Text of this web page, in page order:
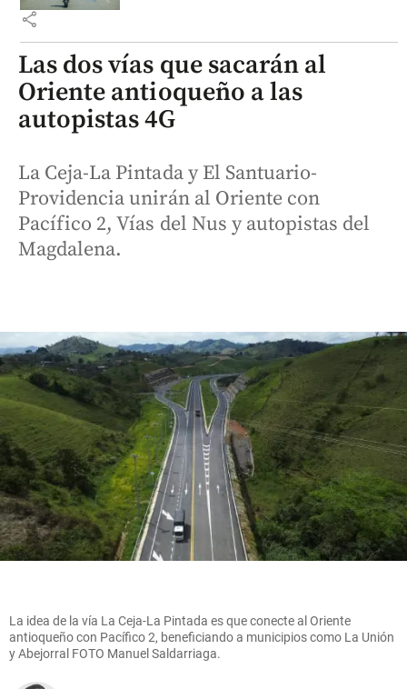
share
Las dos vías que sacarán al
Oriente antioqueño a las
autopistas 4G
La Ceja-La Pintada y El Santuario-
Providencia unirán al Oriente con
Pacífico 2, Vías del Nus y autopistas del
Magdalena.
La idea de la vía La Ceja-La Pintada es que conecte al Oriente
antioqueño con Pacífico 2, beneficiando a municipios como La Unión
y Abejorral FOTO Manuel Saldarriaga.